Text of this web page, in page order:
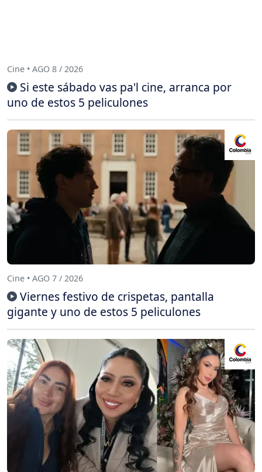
Cine • AGO 8 / 2026
Si este sábado vas pa'l cine, arranca por
uno de estos 5 peliculones
Cine • AGO 7 / 2026
Viernes festivo de crispetas, pantalla
gigante y uno de estos 5 peliculones